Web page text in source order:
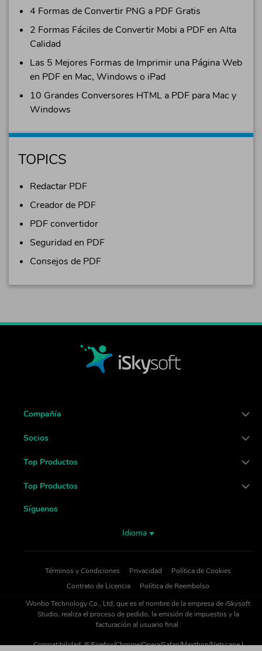
4 Formas de Convertir PNG a PDF Gratis
2 Formas Fáciles de Convertir Mobi a PDF en Alta
Calidad
Las 5 Mejores Formas de Imprimir una Página Web
en PDF en Mac, Windows o iPad
10 Grandes Conversores HTML a PDF para Mac y
Windows
TOPICS
Redactar PDF
Creador de PDF
PDF convertidor
Seguridad en PDF
Consejos de PDF
Compañía
Socios
Top Productos
Top Productos
Síguenos
Idioma
Términos y Condiciones Privacidad
Política de Cookies
Contrato de Licencia
Política de Reembolso
Wonbo Technology Co., Ltd, que es el nombre de la empresa de iSkysoft
Studio, realiza el proceso de pedido, la emisión de impuestos y la
facturación al usuario final.
Compatibilidad: IE/Firefox/Chrome/Opera/Safari/Maxthon/Netscape |